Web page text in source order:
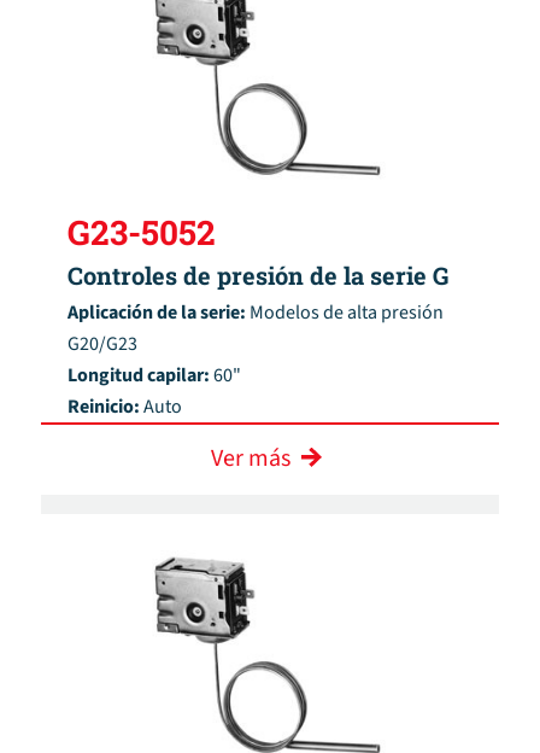
G23-5052
Controles de presión de la serie G
Aplicación de la serie: Modelos de alta presión
G20/G23
Longitud capilar:60"
Reinicio:Auto
Ver más